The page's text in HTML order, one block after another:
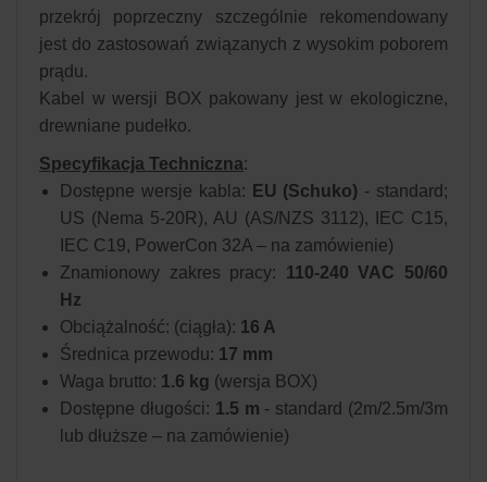
przekrój poprzeczny szczególnie rekomendowany
jest do zastosowań związanych z wysokim poborem
prądu.
Kabel w wersji BOX pakowany jest w ekologiczne,
drewniane pudełko.
Specyfikacja Techniczna:
Dostępne wersje kabla: EU (Schuko) - standard;
US (Nema 5-20R), AU (AS/NZS 3112), IEC C15,
IEC C19, PowerCon 32A – na zamówienie)
Znamionowy zakres pracy: 110-240 VAC 50/60
Hz
Obciążalność: (ciągła): 16 A
Średnica przewodu: 17 mm
Waga brutto: 1.6 kg (wersja BOX)
Dostępne długości: 1.5 m - standard (2m/2.5m/3m
lub dłuższe – na zamówienie)